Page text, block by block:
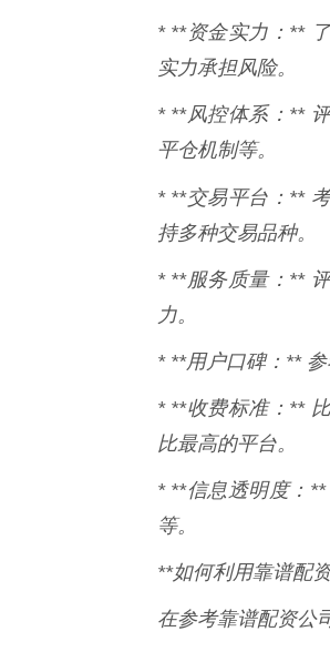
* **资金实力：**
实力承担风险。
* **风控体系：**
平仓机制等。
* **交易平台：**
持多种交易品种。
* **服务质量：**
力。
* **用户口碑：**
* **收费标准：**
比最高的平台。
* **信息透明度：
等。
**如何利用靠谱配
在参考靠谱配资公